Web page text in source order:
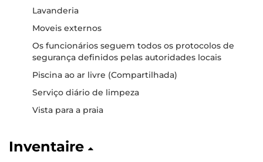
Lavanderia
Moveis externos
Os funcionários seguem todos os protocolos de
segurança definidos pelas autoridades locais
Piscina ao ar livre (Compartilhada)
Serviço diário de limpeza
Vista para a praia
Inventaire